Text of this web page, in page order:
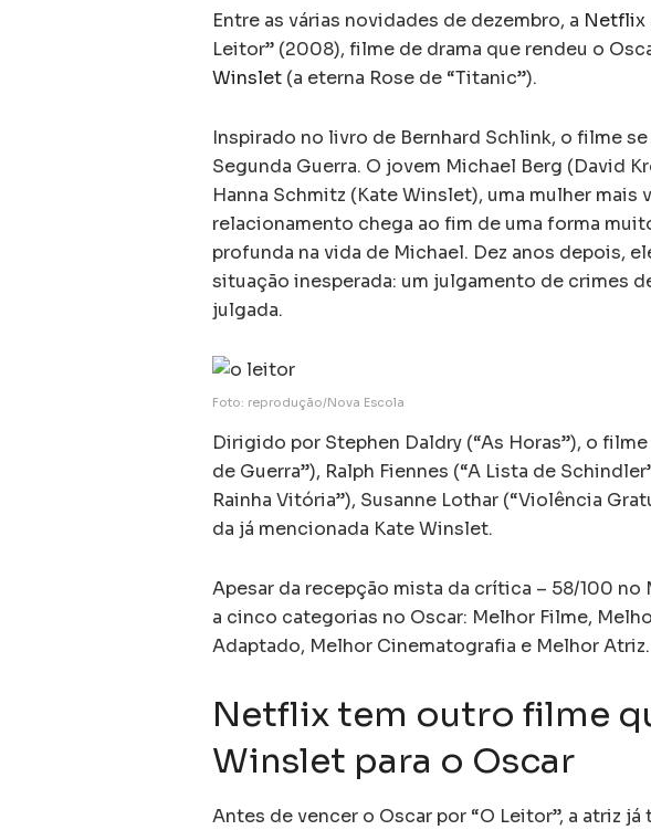
Entre as várias novidades de dezembro, a Netflix
Leitor” (2008), filme de drama que rendeu o
Winslet (a eterna Rose de “Titanic”).
Inspirado no livro de Bernhard Schlink, o filme
Segunda Guerra. O jovem Michael Berg (David
Hanna Schmitz (Kate Winslet), uma mulher mais
relacionamento chega ao fim de uma forma
profunda na vida de Michael. Dez anos depois,
situação inesperada: um julgamento de crimes
julgada.
Foto: reprodução/Nova Escola
Dirigido por Stephen Daldry (“As Horas”), o
de Guerra”), Ralph Fiennes (“A Lista de
Rainha Vitória”), Susanne Lothar (“Violência
da já mencionada Kate Winslet.
Apesar da recepção mista da crítica – 58/100
a cinco categorias no Oscar: Melhor Filme,
Adaptado, Melhor Cinematografia e Melhor
Netflix tem outro filme
Winslet para o Oscar
Antes de vencer o Oscar por “O Leitor”, a atriz